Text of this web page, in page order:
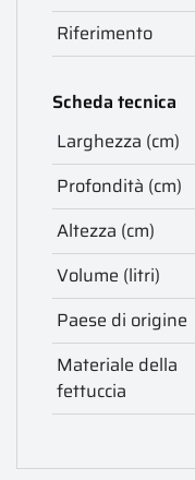
Riferimento
Scheda tecnica
Larghezza (cm)
Profondità (cm)
Altezza (cm)
Volume (litri)
Paese di origine
Materiale della
fettuccia